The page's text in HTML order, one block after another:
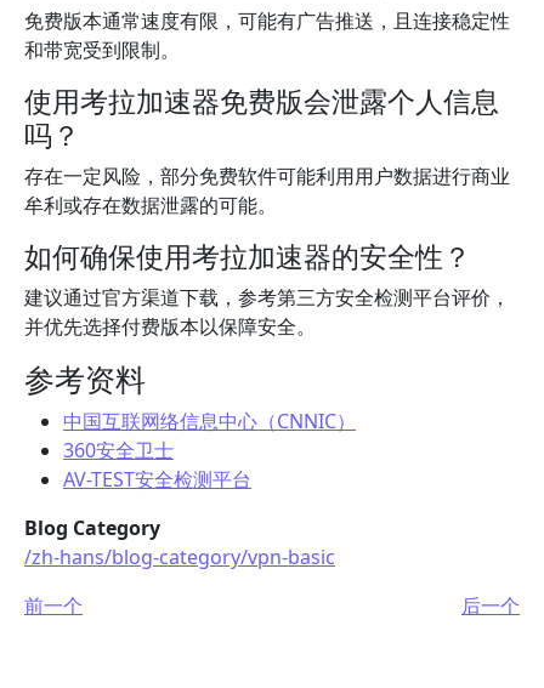
免费版本通常速度有限，可能有广告推送，且连接稳定性
和带宽受到限制。
使用考拉加速器免费版会泄露个人信息
吗？
存在一定风险，部分免费软件可能利用用户数据进行商业
牟利或存在数据泄露的可能。
如何确保使用考拉加速器的安全性？
建议通过官方渠道下载，参考第三方安全检测平台评价，
并优先选择付费版本以保障安全。
参考资料
中国互联网络信息中心（CNNIC）
360安全卫士
AV-TEST安全检测平台
Blog Category
/zh-hans/blog-category/vpn-basic
前一个
后一个